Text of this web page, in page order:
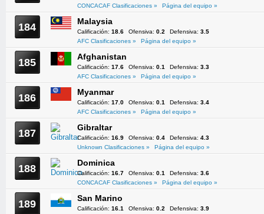
CONCACAF Clasificaciones »
Página del equipo »
184 Malaysia
Calificación: 18.6 Ofensiva: 0.2 Defensiva: 3.5
AFC Clasificaciones »
Página del equipo »
185 Afghanistan
Calificación: 17.6 Ofensiva: 0.1 Defensiva: 3.3
AFC Clasificaciones »
Página del equipo »
186 Myanmar
Calificación: 17.0 Ofensiva: 0.1 Defensiva: 3.4
AFC Clasificaciones »
Página del equipo »
187 Gibraltar
Calificación: 16.9 Ofensiva: 0.4 Defensiva: 4.3
Unknown Clasificaciones »
Página del equipo »
188 Dominica
Calificación: 16.7 Ofensiva: 0.1 Defensiva: 3.6
CONCACAF Clasificaciones »
Página del equipo »
189 San Marino
Calificación: 16.1 Ofensiva: 0.2 Defensiva: 3.9